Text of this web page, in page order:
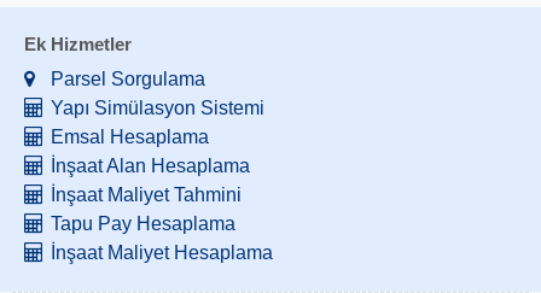
Ek Hizmetler
Parsel Sorgulama
Yapı Simülasyon Sistemi
Emsal Hesaplama
İnşaat Alan Hesaplama
İnşaat Maliyet Tahmini
Tapu Pay Hesaplama
İnşaat Maliyet Hesaplama